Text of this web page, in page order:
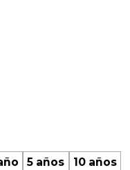
5 años 10 años